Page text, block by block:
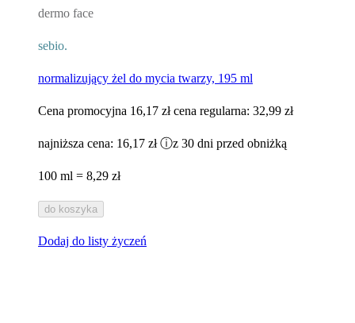
dermo face
sebio.
normalizujący żel do mycia twarzy, 195 ml
Cena promocyjna 16,17 zł cena regularna: 32,99 zł
najniższa cena: 16,17 zł ⓘz 30 dni przed obniżką
100 ml = 8,29 zł
do koszyka
Dodaj do listy życzeń